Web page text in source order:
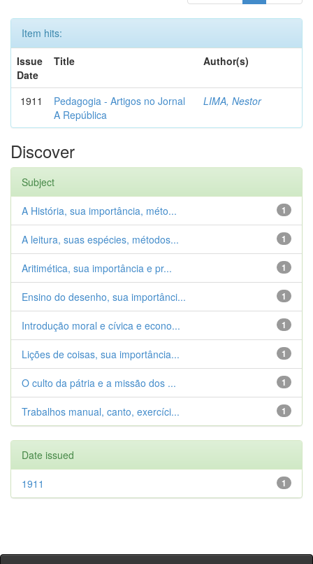
Item hits:
Issue
Date
Title Author(s)
1911
Pedagogia - Artigos no Jornal
A República
LIMA, Nestor
Discover
Subject
1
A História, sua importância, méto...
1
A leitura, suas espécies, métodos...
1
Aritimética, sua importância e pr...
1
Ensino do desenho, sua importânci...
1
Introdução moral e cívica e econo...
1
Lições de coisas, sua importância...
1
O culto da pátria e a missão dos ...
1
Trabalhos manual, canto, exercíci...
Date issued
1
1911